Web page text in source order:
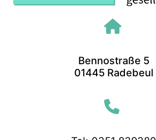
Bennostraße 5
01445 Radebeul